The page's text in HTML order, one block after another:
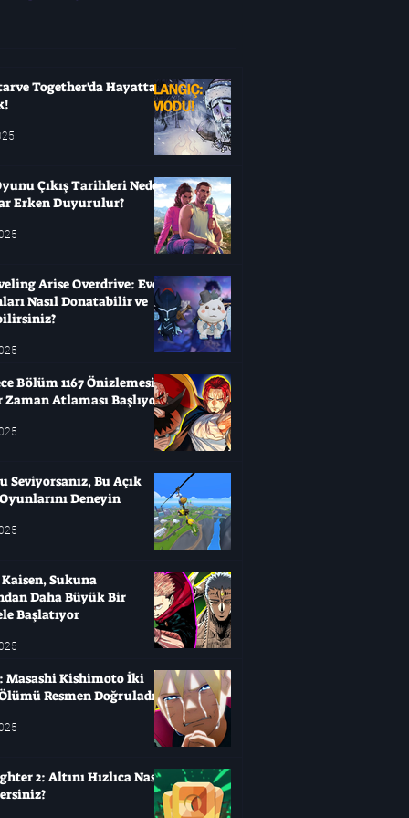
Together'da Hayatta
Çıkış Tarihleri ​​Neden
Erken Duyurulur?
Arise Overdrive: Evcil
Nasıl Donatabilir ve
Bölüm 1167 Önizlemesi:
Zaman Atlaması Başlıyor
Seviyorsanız, Bu Açık
Deneyin
Sukuna
Daha Büyük Bir
Başlatıyor
Masashi Kishimoto İki
Resmen Doğruladı
2: Altını Hızlıca Nasıl